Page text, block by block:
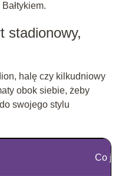
stadionowy,
halę czy kilkudniowy
obok siebie, żeby
swojego stylu
Co je